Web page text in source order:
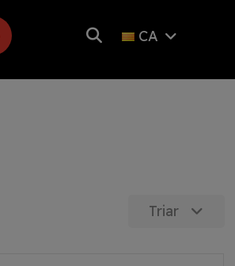
CA
Triar